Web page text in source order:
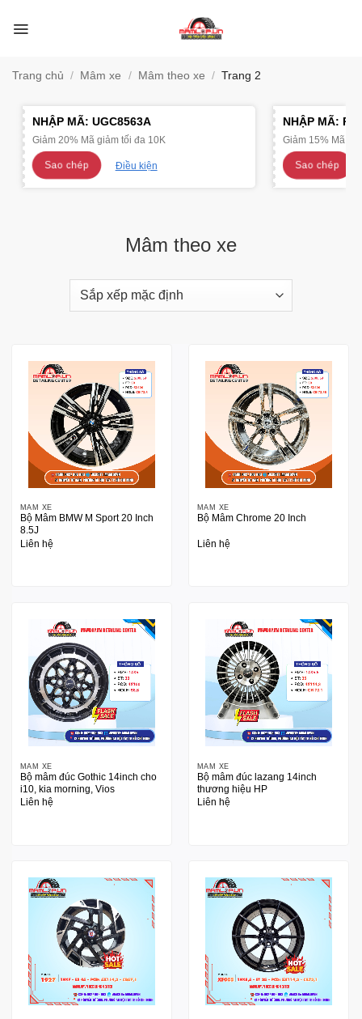
qua
Trang chủ / Mâm xe / Mâm theo xe / Trang 2
NHẬP MÃ: UGC8563A
Giảm 20% Mã giảm tối đa 10K
Sao chép Điều kiện
NHẬP MÃ:
Giảm 15% Mã
Sao chép
Mâm theo xe
MÂM XE
Bộ Mâm BMW M Sport 20 Inch
8.5J
Liên hệ
MÂM XE
Bộ Mâm Chrome 20 Inch
Liên hệ
MÂM XE
Bộ mâm đúc Gothic 14inch cho
i10, kia morning, Vios
Liên hệ
MÂM XE
Bộ mâm đúc lazang 14inch
thương hiệu HP
Liên hệ